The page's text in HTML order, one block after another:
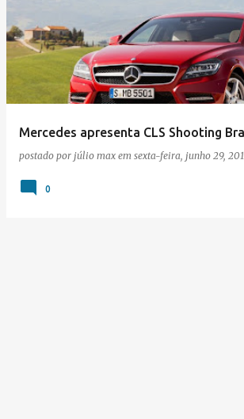
s
t
g
Mercedes apresenta CLS Shooting
postado por júlio max em sexta-feira, junho 29,
0